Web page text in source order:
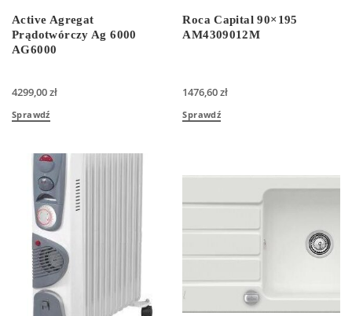
Active Agregat
Prądotwórczy Ag 6000
AG6000
4299,00zł
Sprawdź
Roca Capital 90×195
AM4309012M
1476,60zł
Sprawdź